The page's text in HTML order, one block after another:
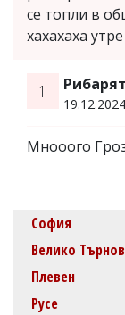
се топли в
хахахаха
1. Рибарят
Мнооого
София
Велико
Плевен
Русе